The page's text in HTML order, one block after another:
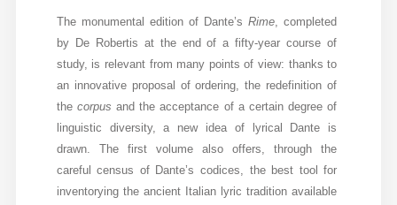
The monumental edition of Dante’sRime, completed
by De Robertis at the end of a fifty-year course of
study, is relevant from many points of view: thanks to
an innovative proposal of ordering, the redefinition of
thecorpusand the acceptance of a certain degree of
linguistic diversity, a new idea of lyrical Dante is
drawn. The first volume also offers, through the
careful census of Dante’s codices, the best tool for
inventorying the ancient Italian lyric tradition available